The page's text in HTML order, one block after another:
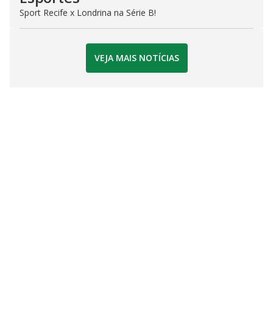
Sport Recife x Londrina na Série B!
VEJA MAIS NOTÍCIAS